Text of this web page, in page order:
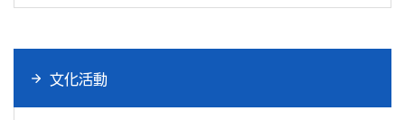
文化活動